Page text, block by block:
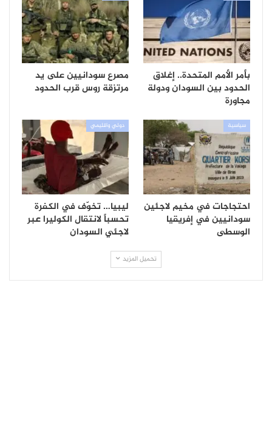
بأمر الأمم المتحدة.. إغلاق
الحدود بين السودان ودولة
مجاورة
مصرع سودانيين على يد
مرتزقة روس قرب الحدود
سياسية
احتجاجات في مخيم لاجئين
سودانيين في إفريقيا
الوسطى
دولي واقليمي
ليبيا… تخوّف في الكفرة
تحسباً لانتقال الكوليرا عبر
لاجئي السودان
تحميل المزيد